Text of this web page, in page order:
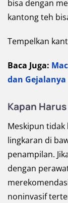
bisa dengan
kantong teh
Tempelkan
Baca Juga:
dan Gejalanya
Kapan
Meskipun
lingkaran di
penampilan.
dengan
noninvasif